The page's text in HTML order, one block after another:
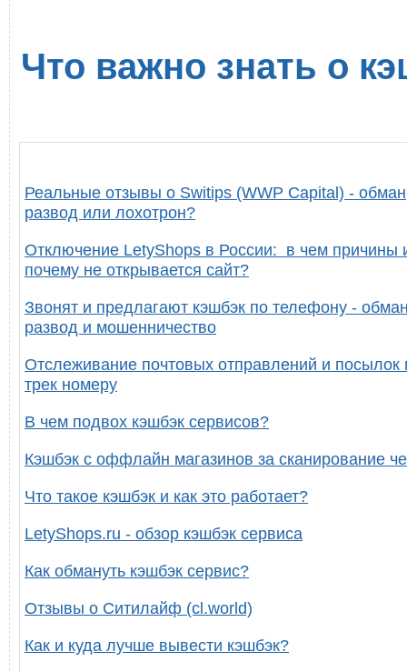
Что важно знать о
Реальные отзывы о Switips (WWP Capital) -
развод или лохотрон?
Отключение LetyShops в России: в чем причины
почему не открывается сайт?
Звонят и предлагают кэшбэк по телефону -
развод и мошенничество
Отслеживание почтовых отправлений и посылок
трек номеру
В чем подвох кэшбэк сервисов?
Кэшбэк с оффлайн магазинов за сканирование
Что такое кэшбэк и как это работает?
LetyShops.ru - обзор кэшбэк сервиса
Как обмануть кэшбэк сервис?
Отзывы о Ситилайф (cl.world)
Как и куда лучше вывести кэшбэк?